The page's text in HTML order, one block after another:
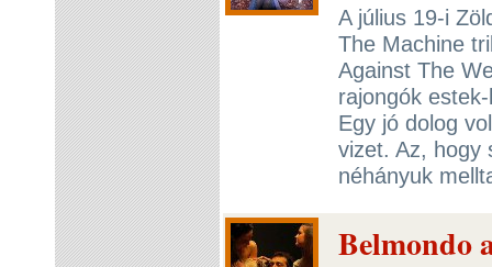
A július 19-i
The Machine
Against The
rajongók
Egy jó dolog
vizet. Az, hogy
néhányuk
Belmondo